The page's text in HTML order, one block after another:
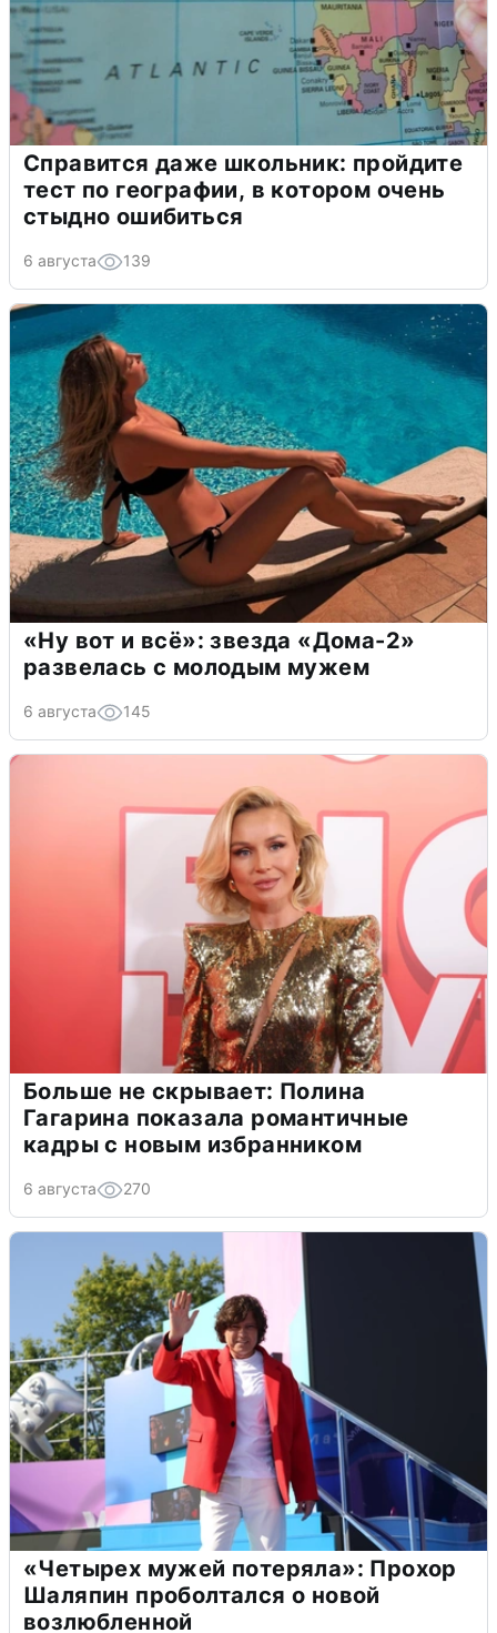
Справится даже школьник: пройдите
тест по географии, в котором очень
стыдно ошибиться
6 августа 139
«Ну вот и всё»: звезда «Дома-2»
развелась с молодым мужем
6 августа 145
Больше не скрывает: Полина
Гагарина показала романтичные
кадры с новым избранником
6 августа 270
«Четырех мужей потеряла»: Прохор
Шаляпин проболтался о новой
возлюбленной